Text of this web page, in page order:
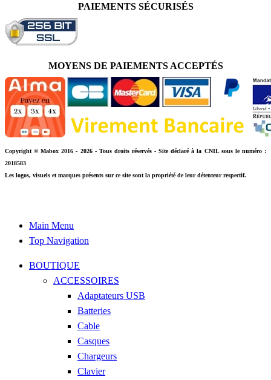
PAIEMENTS SÉCURISÉS
MOYENS DE PAIEMENTS ACCEPTÉS
Copyright © Mabox 2016 - 2026 - Tous droits réservés - Site déclaré à la CNIL sous le numéro :
2018583
Les logos, visuels et marques présents sur ce site sont la propriété de leur détenteur respectif.
Main Menu
Top Navigation
BOUTIQUE
ACCESSOIRES
Adaptateurs USB
Batteries
Cable
Casques
Chargeurs
Clavier